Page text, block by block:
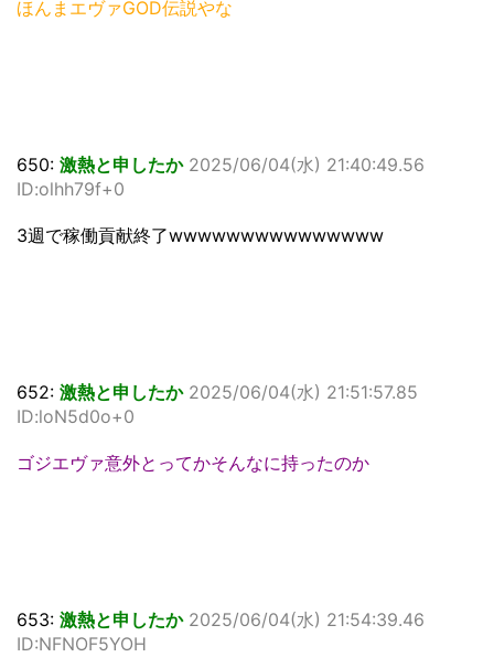
ほんまエヴァGOD伝説やな
650: 激熱と申したか 2025/06/04(水) 21:40:49.56
ID:olhh79f+0
3週で稼働貢献終了wwwwwwwwwwwwwww
652: 激熱と申したか 2025/06/04(水) 21:51:57.85
ID:loN5d0o+0
ゴジエヴァ意外とってかそんなに持ったのか
653: 激熱と申したか 2025/06/04(水) 21:54:39.46
ID:NFNOF5YOH